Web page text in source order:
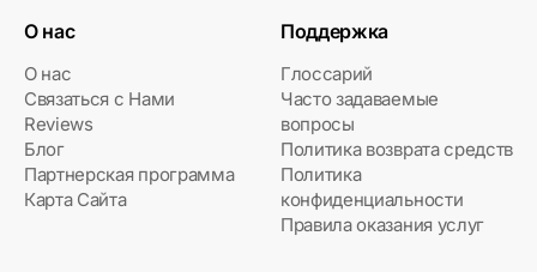
О нас
О нас
Связаться с Нами
Reviews
Блог
Партнерская программа
Карта Сайта
Поддержка
Глоссарий
Часто задаваемые
вопросы
Политика возврата средств
Политика
конфиденциальности
Правила оказания услуг